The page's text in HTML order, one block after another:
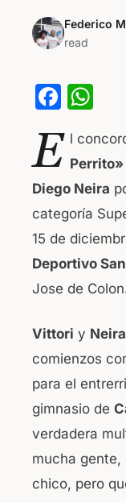
Federico
read
F
c
e
b
o
o
k
at
s
A
p
p
E l
Diego Neira
categoría
15 de
Deportivo
Jose de
Vittori y Neira
comienzos
para el
gimnasio de
verdadera
mucha gente,
chico, pero